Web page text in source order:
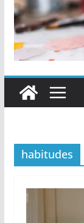
habitudes